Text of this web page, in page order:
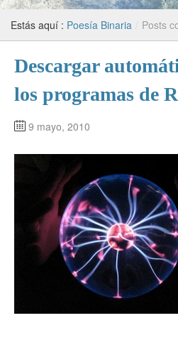
Estás aquí : Poesía Binaria / Posts
Descargar
los programas de
9 mayo, 2010